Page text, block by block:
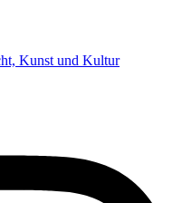
Kunst und Kultur